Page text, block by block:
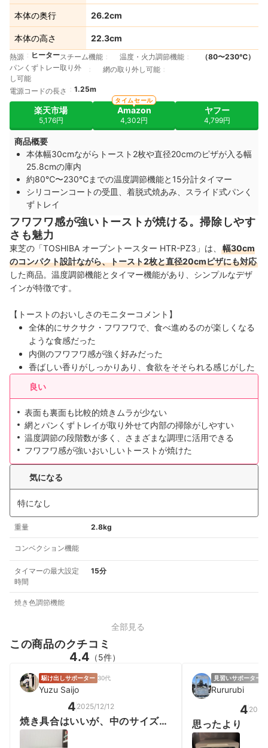
本体の奥行 26.2cm
本体の高さ 22.3cm
熱源 ヒータースチーム機能 温度・火力調節機能
（80〜230℃）
パンくずトレー取り外
し可能
網の取り外し可能
電源コードの長さ 1.25m
楽天市場
5,176円
Amazon
4,302円
タイムセール
ヤフー
4,799円
商品概要
本体幅30cmながらトースト2枚や直径20cmのピザが入る幅
25.8cmの庫内
約80℃〜230℃までの温度調節機能と15分計タイマー
シリコーンコートの受皿、着脱式焼あみ、スライド式パンく
ずトレイ
フワフワ感が強いトーストが焼ける。掃除しやす
さも魅力
東芝の「TOSHIBA オーブントースター HTR-PZ3」は、
幅30cm
のコンパクト設計ながら、トースト2枚と直径20cmピザにも対応
した商品。温度調節機能とタイマー機能があり、シンプルなデザ
インが特徴です。
【トーストのおいしさのモニターコメント】
全体的にサクサク・フワフワで、食べ進めるのが楽しくなる
ような食感だった
内側のフワフワ感が強く好みだった
香ばしい香りがしっかりあり、食欲をそそられる感じがした
良い
表面も裏面も比較的焼きムラが少ない
網とパンくずトレイが取り外せて内部の掃除がしやすい
温度調節の段階数が多く、さまざまな調理に活用できる
フワフワ感が強いおいしいトーストが焼けた
気になる
特になし
重量 2.8kg
コンベクション機能
タイマーの最大設定
時間
15分
焼き色調節機能
全部見る
この商品のクチコミ
4.4 （5件）
駆け出しサポーター 30代
Yuzu Saijo
4 2025/12/12
焼き具合はいいが、中のサイズが
小さい
見習いサポーター
Rururubi
4
思ったより